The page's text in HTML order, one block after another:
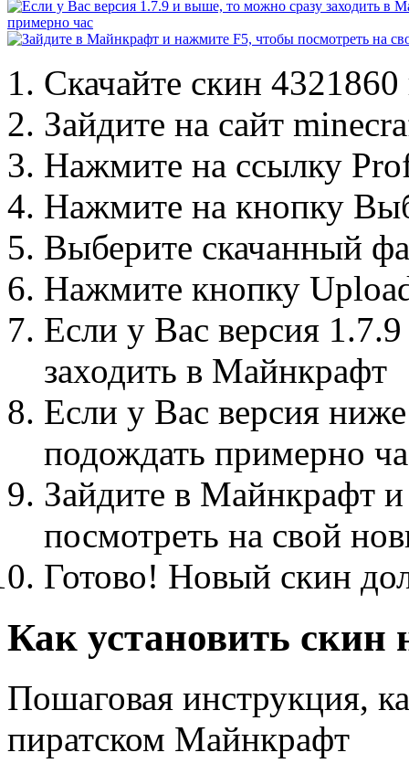
Скачайте скин
Зайдите на сайт
Нажмите на ссылку
Нажмите на кнопку
Выберите скачанный
Нажмите кнопку
Если у Вас версия
заходить в Майнкрафт
Если у Вас версия
подождать примерно
Зайдите в Майнкрафт
посмотреть на свой
Готово! Новый скин
Как установить
Пошаговая инструкция,
пиратском Майнкрафт